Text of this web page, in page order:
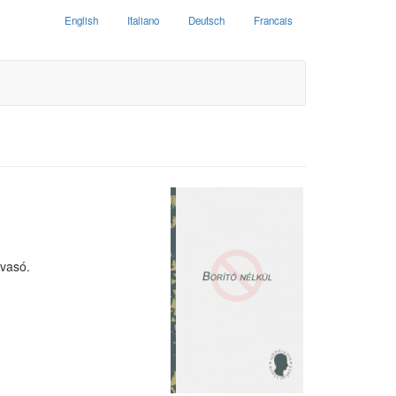
English Italiano Deutsch Francais